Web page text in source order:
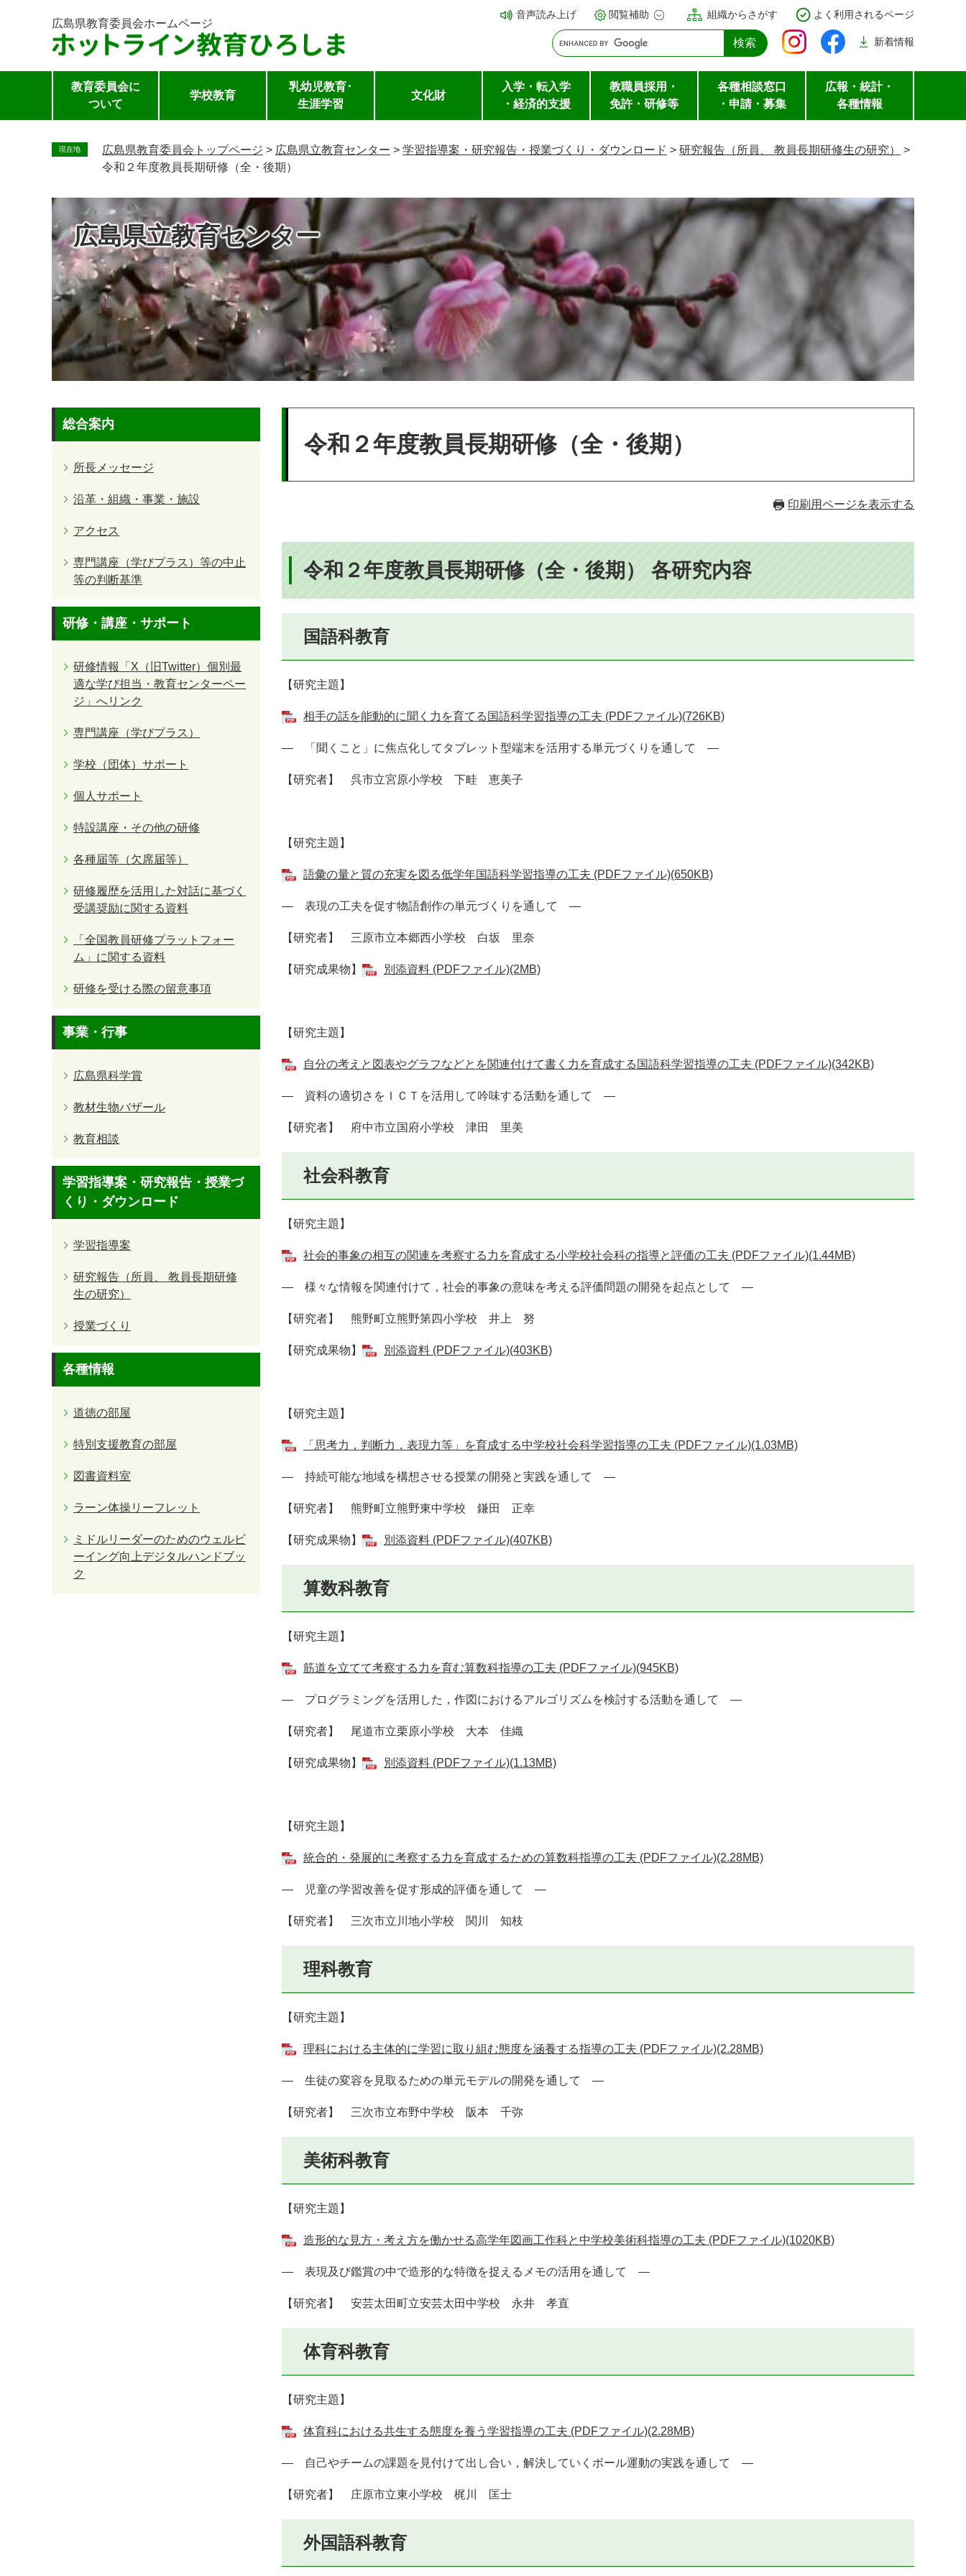
ー
し
広島県教育委員会ホームページ
音声読み上げ 閲覧補助 組織からさがす よく利用されるページ
新着情報
教育委員会に
ついて
学校教育
乳幼児教育･
生涯学習
文化財
入学・転入学
・経済的支援
教職員採用・
免許・研修等
各種相談窓口
・申請・募集
広報・統計・
各種情報
現在地 広島県教育委員会トップページ > 広島県立教育センター > 学習指導案・研究報告・授業づくり・ダウンロード > 研究報告（所員、 教員長期研修生の研究）
>
令和２年度教員長期研修（全・後期）
広島県立教育センター
令和２年度教員長期研修（全・後期）
印刷用ページを表示する
令和２年度教員長期研修（全・後期） 各研究内容
国語科教育
【研究主題】
相手の話を能動的に聞く力を育てる国語科学習指導の工夫 (PDFファイル)(726KB)
― 「聞くこと」に焦点化してタブレット型端末を活用する単元づくりを通して ―
【研究者】 呉市立宮原小学校 下畦 恵美子
【研究主題】
語彙の量と質の充実を図る低学年国語科学習指導の工夫 (PDFファイル)(650KB)
― 表現の工夫を促す物語創作の単元づくりを通して ―
【研究者】 三原市立本郷西小学校 白坂 里奈
【研究成果物】 別添資料 (PDFファイル)(2MB)
【研究主題】
自分の考えと図表やグラフなどとを関連付けて書く力を育成する国語科学習指導の工夫 (PDFファイル)(342KB)
― 資料の適切さをＩＣＴを活用して吟味する活動を通して ―
【研究者】 府中市立国府小学校 津田 里美
社会科教育
【研究主題】
社会的事象の相互の関連を考察する力を育成する小学校社会科の指導と評価の工夫 (PDFファイル)(1.44MB)
― 様々な情報を関連付けて，社会的事象の意味を考える評価問題の開発を起点として ―
【研究者】 熊野町立熊野第四小学校 井上 努
【研究成果物】 別添資料 (PDFファイル)(403KB)
【研究主題】
「思考力，判断力，表現力等」を育成する中学校社会科学習指導の工夫 (PDFファイル)(1.03MB)
― 持続可能な地域を構想させる授業の開発と実践を通して ―
【研究者】 熊野町立熊野東中学校 鎌田 正幸
【研究成果物】 別添資料 (PDFファイル)(407KB)
算数科教育
【研究主題】
筋道を立てて考察する力を育む算数科指導の工夫 (PDFファイル)(945KB)
― プログラミングを活用した，作図におけるアルゴリズムを検討する活動を通して ―
【研究者】 尾道市立栗原小学校 大本 佳織
【研究成果物】 別添資料 (PDFファイル)(1.13MB)
【研究主題】
統合的・発展的に考察する力を育成するための算数科指導の工夫 (PDFファイル)(2.28MB)
― 児童の学習改善を促す形成的評価を通して ―
【研究者】 三次市立川地小学校 関川 知枝
理科教育
【研究主題】
理科における主体的に学習に取り組む態度を涵養する指導の工夫 (PDFファイル)(2.28MB)
― 生徒の変容を見取るための単元モデルの開発を通して ―
【研究者】 三次市立布野中学校 阪本 千弥
美術科教育
【研究主題】
造形的な見方・考え方を働かせる高学年図画工作科と中学校美術科指導の工夫 (PDFファイル)(1020KB)
― 表現及び鑑賞の中で造形的な特徴を捉えるメモの活用を通して ―
【研究者】 安芸太田町立安芸太田中学校 永井 孝直
体育科教育
【研究主題】
体育科における共生する態度を養う学習指導の工夫 (PDFファイル)(2.28MB)
― 自己やチームの課題を見付けて出し合い，解決していくボール運動の実践を通して ―
【研究者】 庄原市立東小学校 梶川 匡士
外国語科教育
総合案内
所長メッセージ
沿革・組織・事業・施設
アクセス
専門講座（学びプラス）等の中止
等の判断基準
研修・講座・サポート
研修情報「X（旧Twitter）個別最
適な学び担当・教育センターペー
ジ」へリンク
専門講座（学びプラス）
学校（団体）サポート
個人サポート
特設講座・その他の研修
各種届等（欠席届等）
研修履歴を活用した対話に基づく
受講奨励に関する資料
「全国教員研修プラットフォー
ム」に関する資料
研修を受ける際の留意事項
事業・行事
広島県科学賞
教材生物バザール
教育相談
学習指導案・研究報告・授業づ
くり・ダウンロード
学習指導案
研究報告（所員、 教員長期研修
生の研究）
授業づくり
各種情報
道徳の部屋
特別支援教育の部屋
図書資料室
ラーン体操リーフレット
ミドルリーダーのためのウェルビ
ーイング向上デジタルハンドブッ
ク